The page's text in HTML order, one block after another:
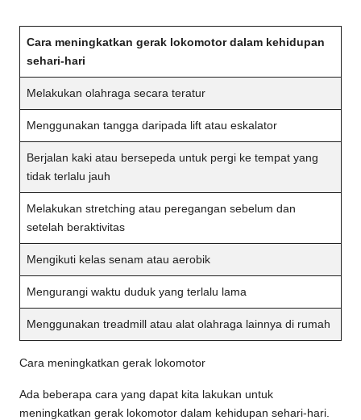
Cara meningkatkan gerak lokomotor dalam kehidupan
sehari-hari
Melakukan olahraga secara teratur
Menggunakan tangga daripada lift atau eskalator
Berjalan kaki atau bersepeda untuk pergi ke tempat yang
tidak terlalu jauh
Melakukan stretching atau peregangan sebelum dan
setelah beraktivitas
Mengikuti kelas senam atau aerobik
Mengurangi waktu duduk yang terlalu lama
Menggunakan treadmill atau alat olahraga lainnya di rumah
Cara meningkatkan gerak lokomotor
Ada beberapa cara yang dapat kita lakukan untuk
meningkatkan gerak lokomotor dalam kehidupan sehari-hari.